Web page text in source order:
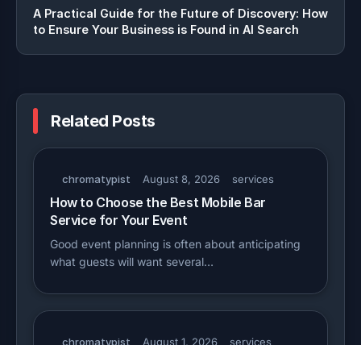
A Practical Guide for the Future of Discovery: How
to Ensure Your Business is Found in AI Search
Related Posts
chromatypist August 8, 2026 services
How to Choose the Best Mobile Bar
Service for Your Event
Good event planning is often about anticipating
what guests will want several…
chromatypist August 1, 2026 services